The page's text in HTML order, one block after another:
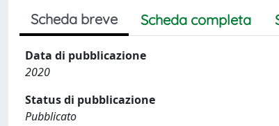
Scheda breve Scheda completa
Data di pubblicazione
2020
Status di pubblicazione
Pubblicato